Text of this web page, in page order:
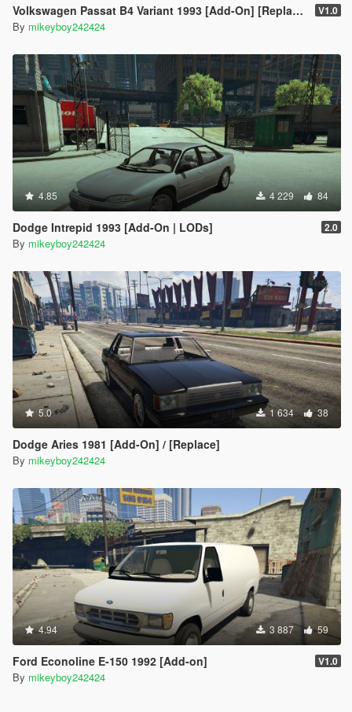
Volkswagen Passat B4 Variant 1993 [Add-On] [Replace] V1.0
By mikeyboy242424
4.85 4 229 84
Dodge Intrepid 1993 [Add-On | LODs] 2.0
By mikeyboy242424
5.0 1 634 38
Dodge Aries 1981 [Add-On] / [Replace]
By mikeyboy242424
4.94 3 887 59
Ford Econoline E-150 1992 [Add-on] V1.0
By mikeyboy242424